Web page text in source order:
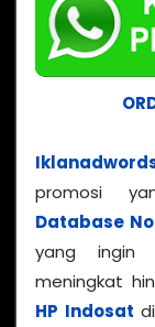
promosi
Database
yang ingin
meningkat
HP Indosat di